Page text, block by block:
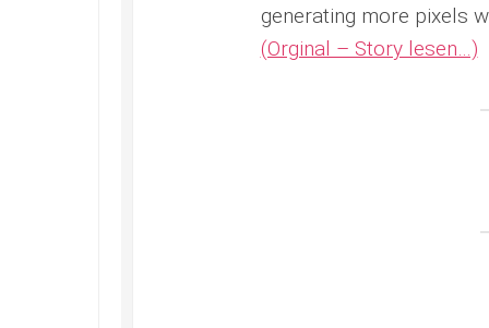
generating more pixels
(Orginal – Story lesen…)